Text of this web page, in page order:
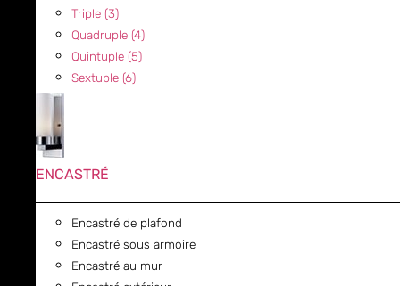
Triple (3)
Quadruple (4)
Quintuple (5)
Sextuple (6)
ENCASTRÉ
Encastré de plafond
Encastré sous armoire
Encastré au mur